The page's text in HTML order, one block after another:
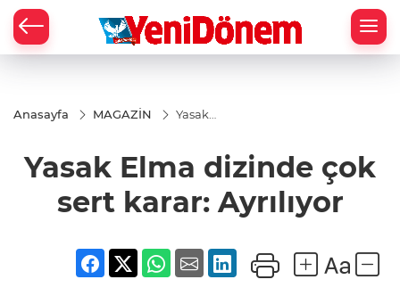
Anasayfa MAGAZİN
Yasak
çok sert
karar:
Yasak Elma dizinde çok
sert karar: Ayrılıyor